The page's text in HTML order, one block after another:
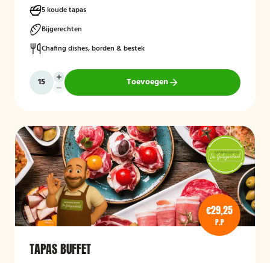
5 koude tapas
Bijgerechten
Chafing dishes, borden & bestek
Toevoegen
€29,25
P.P
TAPAS BUFFET